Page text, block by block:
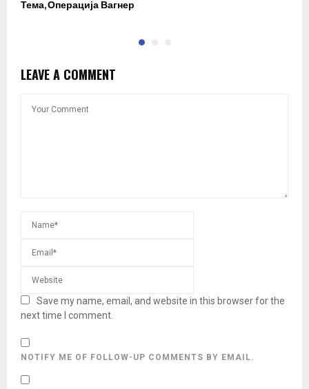
Тема, Операција Вагнер
LEAVE A COMMENT
Save my name, email, and website in this browser for the
next time I comment.
NOTIFY ME OF FOLLOW-UP COMMENTS BY EMAIL.